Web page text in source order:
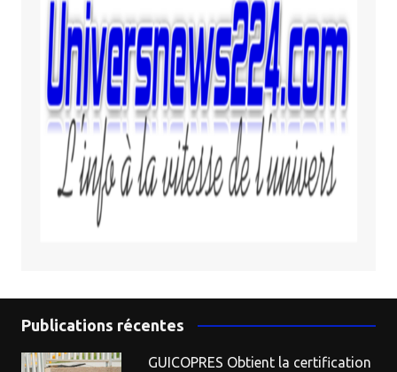
Publications récentes
GUICOPRES Obtient la certification